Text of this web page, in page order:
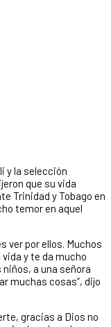
y la selección
que su vida
Trinidad y Tobago en
temor en aquel
ver por ellos. Muchos
y te da mucho
a una señora
muchas cosas”, dijo
gracias a Dios no